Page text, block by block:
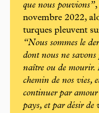
que nous pouvions”
novembre 2022,
turques pleuvent
“Nous sommes le
dont nous ne savons
naître ou de mourir.
chemin de nos vies,
continuer par
pays, et par désir de